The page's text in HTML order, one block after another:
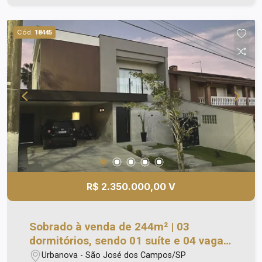
Cód. 18445
R$ 2.350.000,00 V
Sobrado à venda de 244m² | 03
dormitórios, sendo 01 suíte e 04 vagas
de garagem | Condominio Recanto da
Urbanova - São José dos Campos/SP